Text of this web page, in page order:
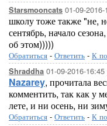
Starsmooncats 01-09-
школу тоже также "не,
сентябрь, начало
об этом)))))
Обратиться - Ответить - К
Shraddha 01-09-2016-16:45
Nazarey, прочитала
комментить, так как у
лете, и ни осень, ни
Обратиться - Ответить - К